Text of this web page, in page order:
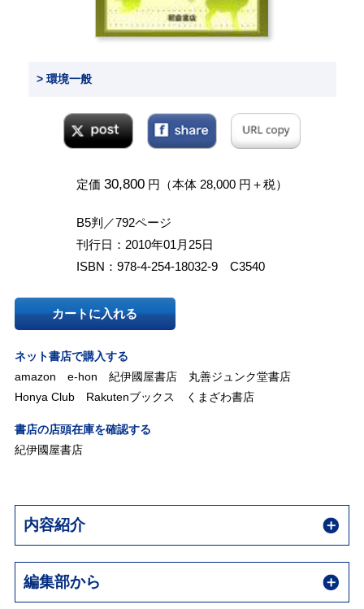
> 環境一般
定価 30,800 円（本体 28,000 円＋税）
B5判／792ページ
刊行日：2010年01月25日
ISBN：978-4-254-18032-9 C3540
カートに入れる
ネット書店で購入する
amazon
e-hon 紀伊國屋書店
丸善ジュンク堂書店
Honya Club
Rakutenブックス くまざわ書店
書店の店頭在庫を確認する
紀伊國屋書店
内容紹介
編集部から